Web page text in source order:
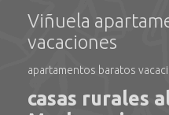
Viñuela
vacaciones
apartamentos baratos
casas rurales